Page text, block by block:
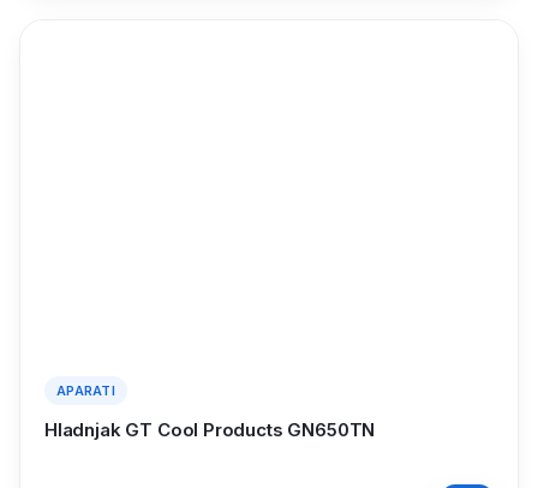
APARATI
Hladnjak GT Cool Products GN650TN